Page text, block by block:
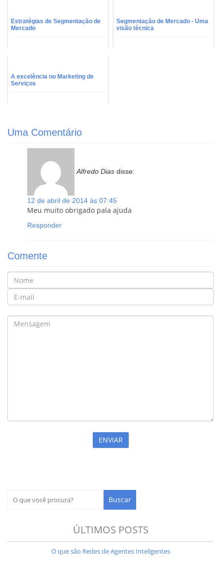
Estratégias de Segmentação de
Mercado
Segmentação de Mercado - Uma
visão técnica
A excelência no Marketing de
Serviços
Uma Comentário
Alfredo Dias disse:
12 de abril de 2014 às 07:45
Meu muito obrigado pala ajuda
Responder
Comente
ÚLTIMOS POSTS
O que são Redes de Agentes Inteligentes